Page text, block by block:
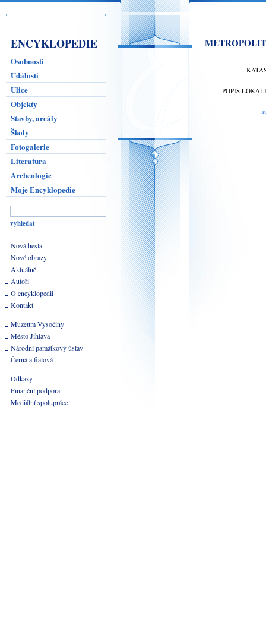
ENCYKLOPEDIE
Osobnosti
Události
Ulice
Objekty
Stavby, areály
Školy
Fotogalerie
Literatura
Archeologie
Moje Encyklopedie
Nová hesla
Nové obrazy
Aktuálně
Autoři
O encyklopedii
Kontakt
Muzeum Vysočiny
Město Jihlava
Národní památkový ústav
Černá a fialová
Odkazy
Finanční podpora
Mediální spolupráce
POPIS